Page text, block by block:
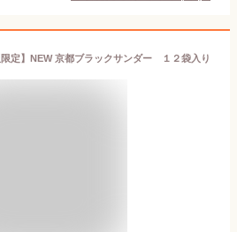
定】NEW 京都ブラックサンダー １２袋入り